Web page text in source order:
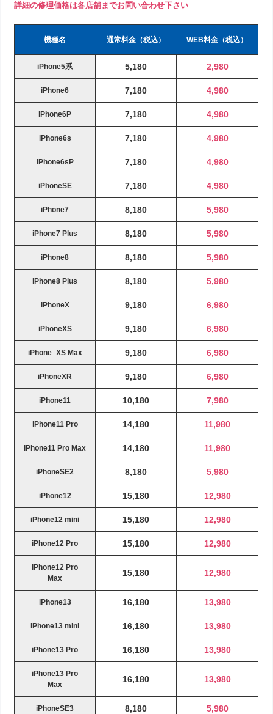
詳細の修理価格は各店舗までお問い合わせ下さい
機種名 通常料金（税込） WEB料金（税込）
iPhone5系 5,180 2,980
iPhone6 7,180 4,980
iPhone6P 7,180 4,980
iPhone6s 7,180 4,980
iPhone6sP 7,180 4,980
iPhoneSE 7,180 4,980
iPhone7 8,180 5,980
iPhone7 Plus 8,180 5,980
iPhone8 8,180 5,980
iPhone8 Plus 8,180 5,980
iPhoneX 9,180 6,980
iPhoneXS 9,180 6,980
iPhone_XS Max 9,180 6,980
iPhoneXR 9,180 6,980
iPhone11 10,180 7,980
iPhone11 Pro 14,180 11,980
iPhone11 Pro Max 14,180 11,980
iPhoneSE2 8,180 5,980
iPhone12 15,180 12,980
iPhone12 mini 15,180 12,980
iPhone12 Pro 15,180 12,980
iPhone12 Pro
Max
15,180 12,980
iPhone13 16,180 13,980
iPhone13 mini 16,180 13,980
iPhone13 Pro 16,180 13,980
iPhone13 Pro
Max
16,180 13,980
iPhoneSE3 8,180 5,980